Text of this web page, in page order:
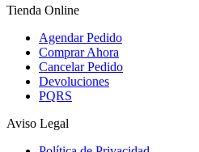
Tienda Online
Agendar Pedido
Comprar Ahora
Cancelar Pedido
Devoluciones
PQRS
Aviso Legal